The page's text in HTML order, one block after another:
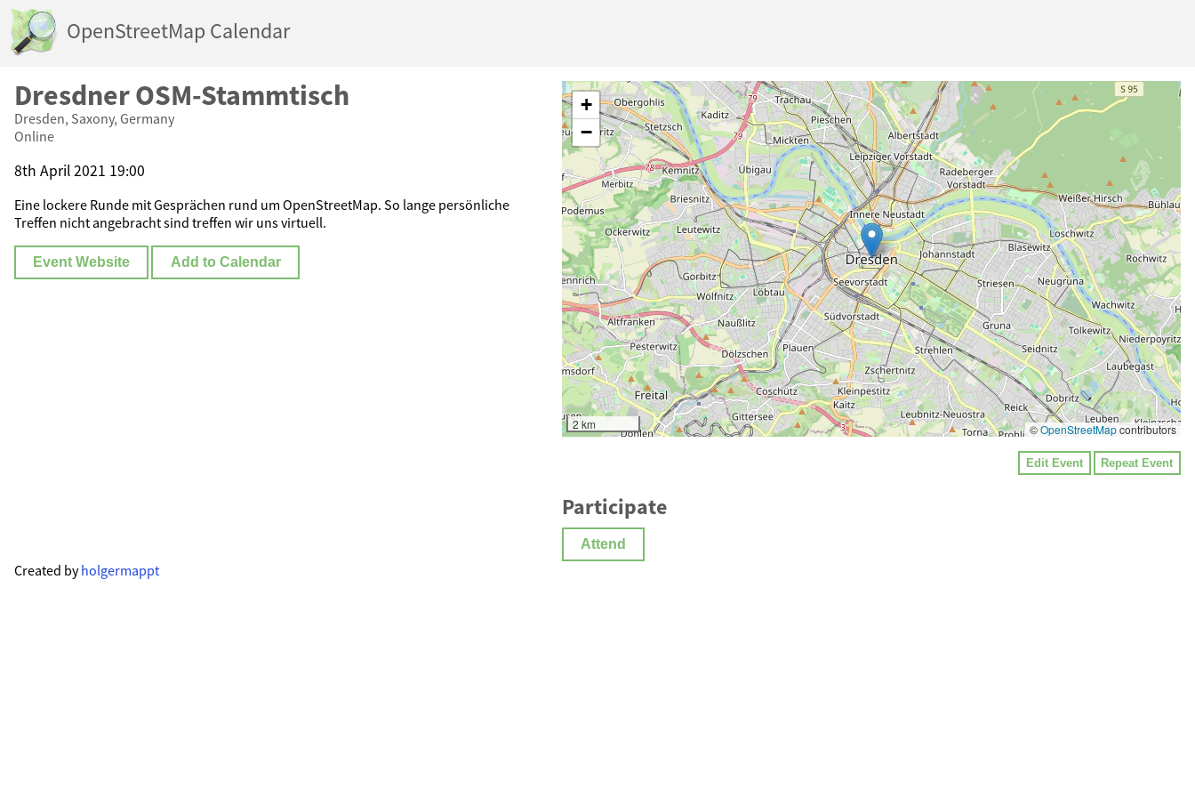
OpenStreetMap Calendar
Dresdner OSM-Stammtisch
Dresden, Saxony, Germany
Online
8th April 2021 19:00
Eine lockere Runde mit Gesprächen rund um OpenStreetMap. So lange persönliche
Treffen nicht angebracht sind treffen wir uns virtuell.
Event Website Add to Calendar
+
−
2 km ©OpenStreetMapcontributors
Edit Event Repeat Event
Participate
Attend
Created byholgermappt